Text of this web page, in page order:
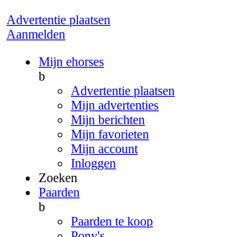
Advertentie plaatsen
Aanmelden
Mijn ehorses
b
Advertentie plaatsen
Mijn advertenties
Mijn berichten
Mijn favorieten
Mijn account
Inloggen
Zoeken
Paarden
b
Paarden te koop